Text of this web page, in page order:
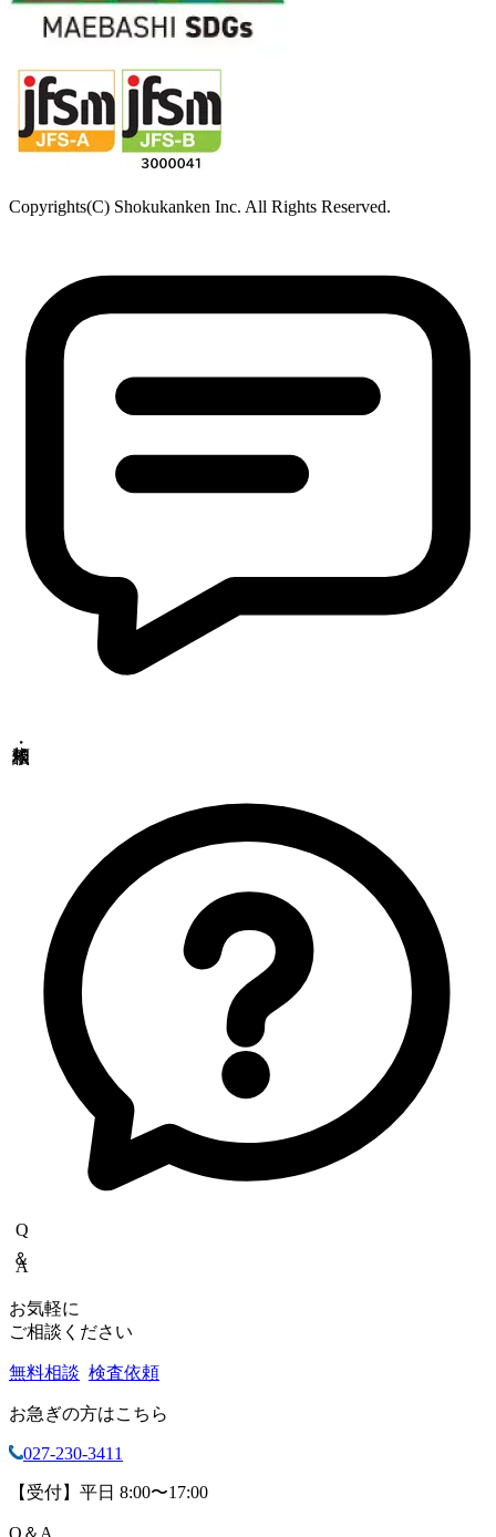
Copyrights(C) Shokukanken Inc. All Rights Reserved.
Q＆A
お気軽に
ご相談ください
無料相談 検査依頼
お急ぎの方はこちら
027-230-3411
【受付】平日 8:00〜17:00
Q ＆ A